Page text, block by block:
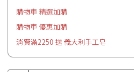
購物車 精選加購
購物車 優惠加購
消費滿2250 送 義大利手工皂